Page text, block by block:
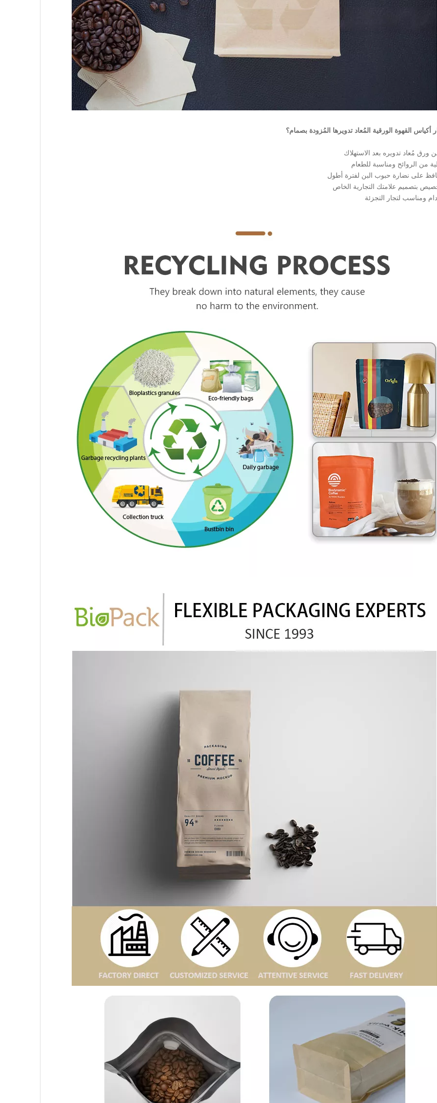
أكياس القهوة الورقية المُعاد تدويرها المُزودة بصمام؟
ورق مُعاد تدويره بعد الاستهلاك
من الروائح ومناسبة للطعام
على نضارة حبوب البن لفترة أطول
بتصميم علامتك التجارية الخاص
ومناسب لتجار التجزئة